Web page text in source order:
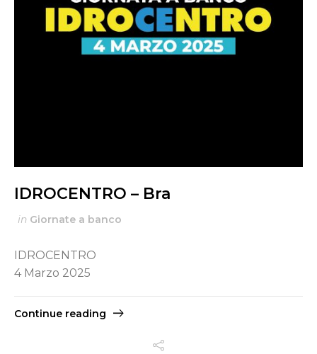
IDROCENTRO – Bra
in Giornate a banco
IDROCENTRO
4 Marzo 2025
Continue reading